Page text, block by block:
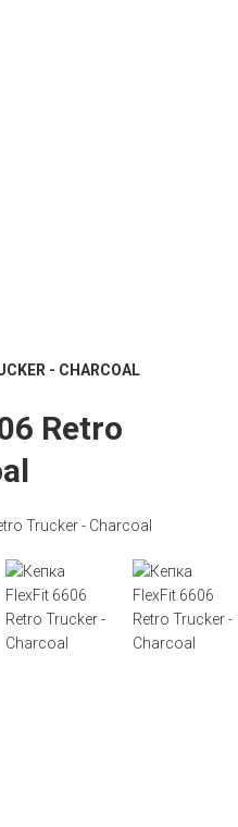
- CHARCOAL
Retro